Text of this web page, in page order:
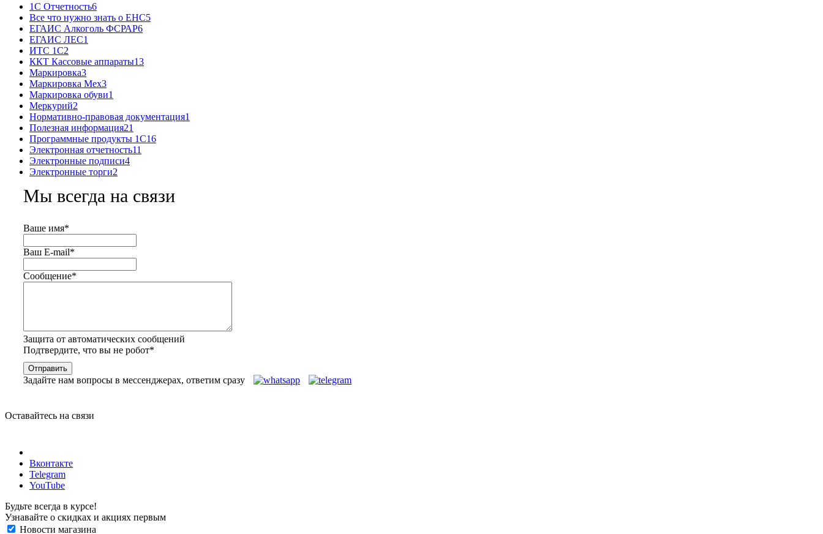
1С Отчетность6
Все что нужно знать о ЕНС5
ЕГАИС Алкоголь ФСРАР6
ЕГАИС ЛЕС1
ИТС 1С2
ККТ Кассовые аппараты13
Маркировка3
Маркировка Мех3
Маркировка обуви1
Меркурий2
Нормативно-правовая документация1
Полезная информация21
Программные продукты 1С16
Электронная отчетность11
Электронные подписи4
Электронные торги2
Мы всегда на связи
Ваше имя*
Ваш E-mail*
Сообщение*
Защита от автоматических сообщений
Подтвердите, что вы не робот*
Задайте нам вопросы в мессенджерах, ответим сразу
Оставайтесь на связи
Вконтакте
Telegram
YouTube
Будьте всегда в курсе!
Узнавайте о скидках и акциях первым
Новости магазина